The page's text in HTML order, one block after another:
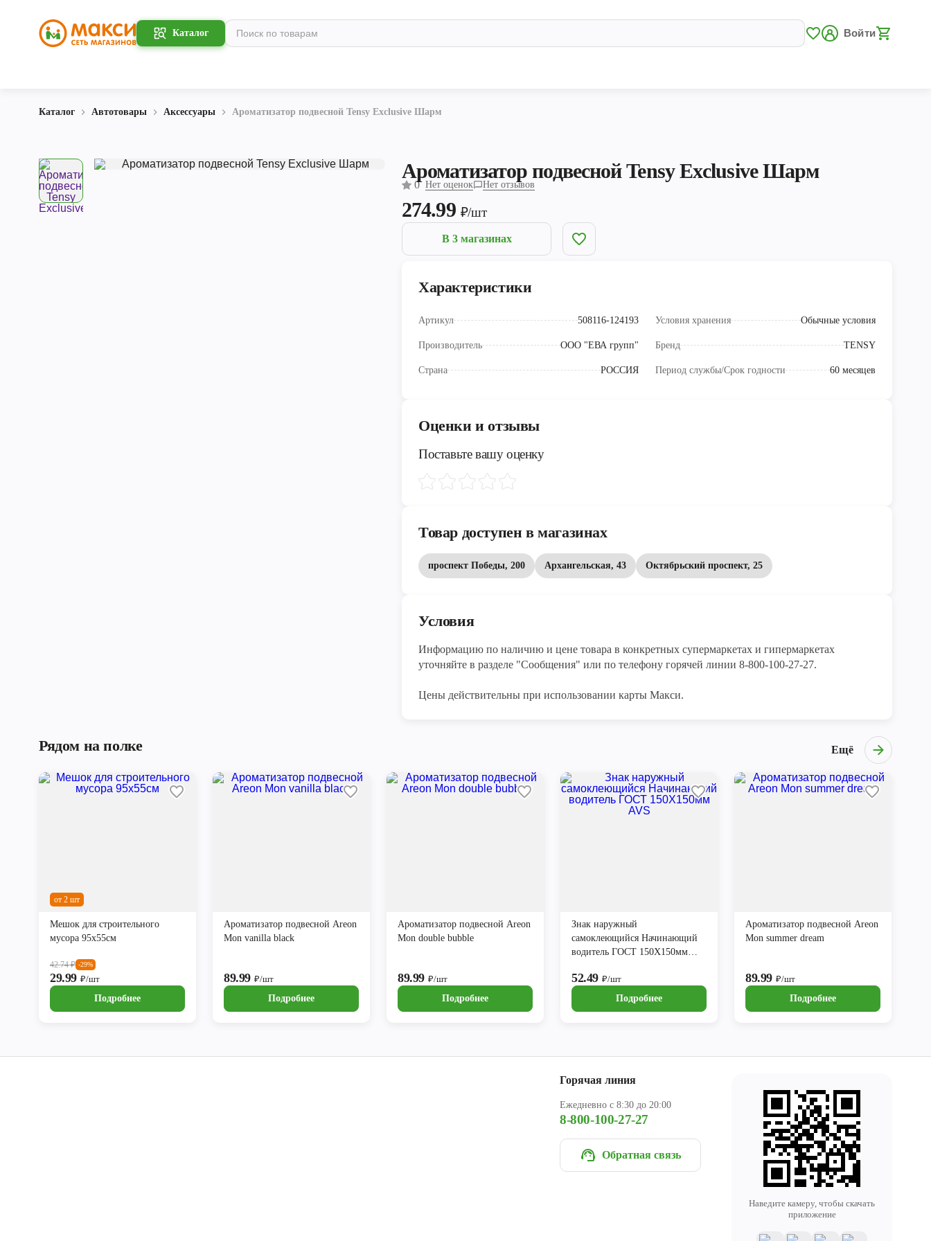
Каталог Войти
Каталог Автотовары Аксессуары Ароматизатор подвесной Tensy Exclusive Шарм
Ароматизатор подвесной Tensy Exclusive Шарм
0 Нет оценок Нет отзывов
274.99 ₽/шт
В 3 магазинах
Характеристики
Артикул 508116-124193 Условия хранения Обычные условия
Производитель ООО "ЕВА групп" Бренд TENSY
Страна РОССИЯ Период службы/Срок годности 60 месяцев
Оценки и отзывы
Поставьте вашу оценку
Товар доступен в магазинах
проспект Победы, 200 Архангельская, 43 Октябрьский проспект, 25
Условия
Информацию по наличию и цене товара в конкретных супермаркетах и гипермаркетах
уточняйте в разделе "Сообщения" или по телефону горячей линии 8-800-100-27-27.
Цены действительны при использовании карты Макси.
Рядом на полке Ещё
от 2 шт
Мешок для строительного
мусора 95х55см
42.74₽ -29%
29.99 ₽/шт
Подробнее
Ароматизатор подвесной Areon
Mon vanilla black
89.99 ₽/шт
Подробнее
Ароматизатор подвесной Areon
Mon double bubble
89.99 ₽/шт
Подробнее
Знак наружный
самоклеющийся Начинающий
водитель ГОСТ 150Х150мм
52.49 ₽/шт
Подробнее
Ароматизатор подвесной Areon
Mon summer dream
89.99 ₽/шт
Подробнее
Горячая линия
Ежедневно с 8:30 до 20:00
8-800-100-27-27
Обратная связь
Наведите камеру, чтобы скачать
приложение